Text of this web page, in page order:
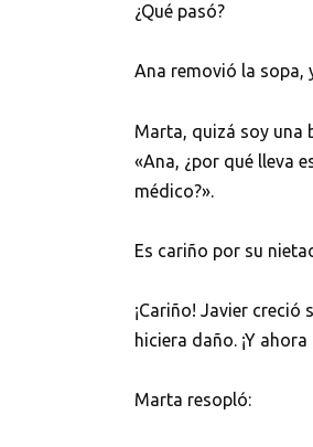
¿Qué pasó?
Ana removió la sopa,
Marta, quizá soy una
«Ana, ¿por qué lleva
médico?».
Es cariño por su
¡Cariño! Javier
hiciera daño. ¡Y
Marta resopló: